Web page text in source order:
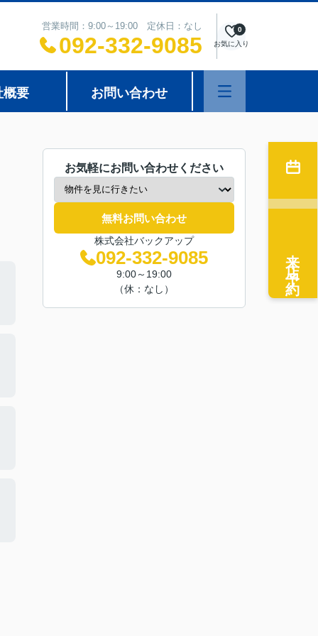
営業時間：9:00～19:00 定休日：なし
092-332-9085 お気に入り
0
概要 お問い合わせ
お気軽にお問い合わせください
無料お問い合わせ
株式会社バックアップ
092-332-9085
9:00～19:00
（休：なし）
来店予約